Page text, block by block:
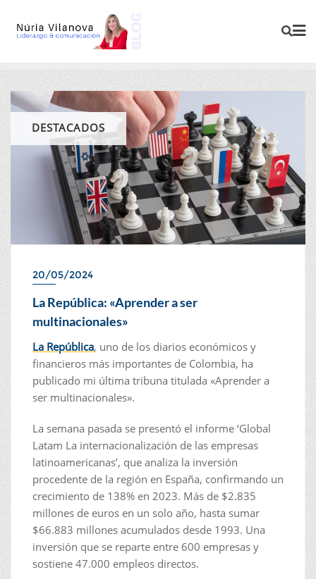
DESTACADOS
20/05/2024
La República: «Aprender a ser
multinacionales»
La República, uno de los diarios económicos y
financieros más importantes de Colombia, ha
publicado mi última tribuna titulada «Aprender a
ser multinacionales».
La semana pasada se presentó el informe ‘Global
Latam La internacionalización de las empresas
latinoamericanas’, que analiza la inversión
procedente de la región en España, confirmando un
crecimiento de 138% en 2023. Más de $2.835
millones de euros en un solo año, hasta sumar
$66.883 millones acumulados desde 1993. Una
inversión que se reparte entre 600 empresas y
sostiene 47.000 empleos directos.